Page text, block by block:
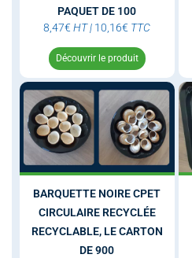
PAQUET DE 100
8,47€ HT| 10,16€ TTC
Découvrir le produit
BARQUETTE NOIRE CPET
CIRCULAIRE RECYCLÉE
RECYCLABLE, LE CARTON
DE 900